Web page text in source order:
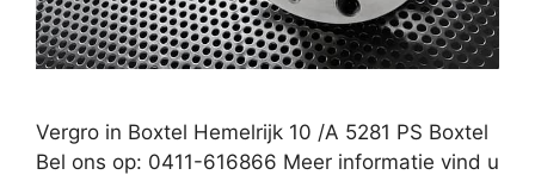
Vergro in Boxtel Hemelrijk 10 /A 5281 PS Boxtel
Bel ons op: 0411-616866 Meer informatie vind u